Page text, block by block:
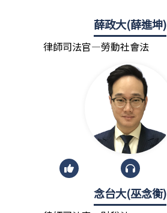
薛政大(薛進坤)
律師司法官—勞動社會法
念台大(巫念衡)